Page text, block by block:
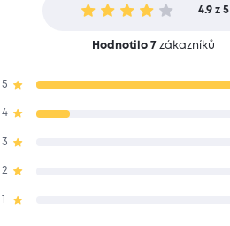
4.9 z 5
Hodnotilo 7 zákazníků
5
4
3
2